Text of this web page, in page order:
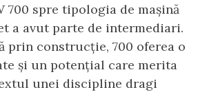
700 spre tipologia de mașină
a avut parte de intermediari.
prin construcție, 700 oferea o
și un potențial care merita
unei discipline dragi